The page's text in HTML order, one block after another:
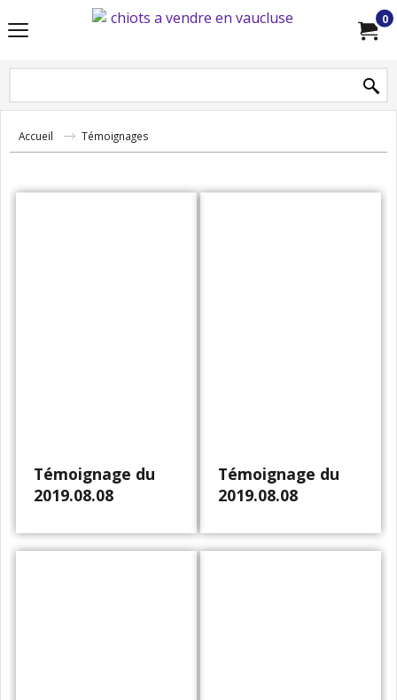
0
Accueil Témoignages
Témoignage du
2019.08.08
Témoignage du
2019.08.08